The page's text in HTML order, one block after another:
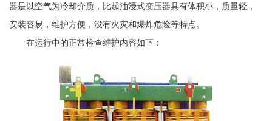
器是以空气为冷却介质，比起油浸式变压器具有体积小，质量轻，
安装容易，维护方便，没有火灾和爆炸危险等特点。
在运行中的正常检查维护内容如下：